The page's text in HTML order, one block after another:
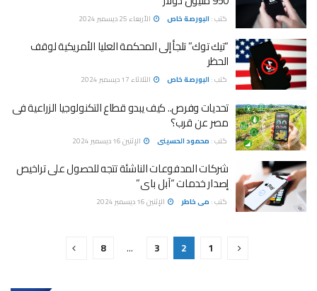
كتب : البورصة خاص الأربعاء 25 ديسمبر 2024
“تيك توك” تلجأ إلى المحكمة العليا الأمريكية لوقف
الحظر
كتب : البورصة خاص الثلاثاء 17 ديسمبر 2024
تحديات وفرص.. كيف يبدو قطاع التكنولوجيا الزراعية فى
مصر عن قرب؟
كتب : محمود الحسينى الإثنين 16 ديسمبر 2024
شركات المدفوعات الناشئة تتجه للحصول على تراخيص
إصدار خدمات “آبل باى”
كتب : مى خاطر الإثنين 16 ديسمبر 2024
1
2
3
…
8